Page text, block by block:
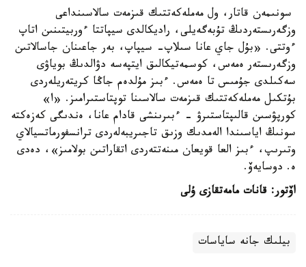
سونىمەن قاتار، ول مەملەكەتتىك قىزمەت سالاسىنداعى
وزگەرىستەردىڭ تۇبەگەيلى، راديكالدى سيپاتتا ءوربيتىنىن اتاپ
ءوتتى. «بۇل جاي عانا سىلاپ- سيپاپ، بەر جاعىنان جاسالاتىن
وزگەرىستەر ەمەس، كوسمەتيكالىق ايتپەسە دۋالدىڭ بوياۋى
سەكىلدى جۇمىس تا ەمەس. ءبىز مۇلدەم جاڭا كريتەريلەردى
بۇتكىل مەملەكەتتىك قىزمەت سالاسىنا توپتاستىرامىز. «ا»
كورپۋسىن قالىپتاستىرۋ - ءبىرىنشى قادام عانا، ەندىگى كەزەكتە
سونىڭ اياسىندا الەمدىك وزىق تاجىريبەلەردى ترانسفورماتسيالاي
وتىرىپ، ءبىز العا قويعان مىنەتتەردى اتقاراتىن بولامىز»، دەدى
ە. دوسايەۆ.
اۆتور: قانات مامەتقازى ۇلى
بيلىك جانە ساياسات